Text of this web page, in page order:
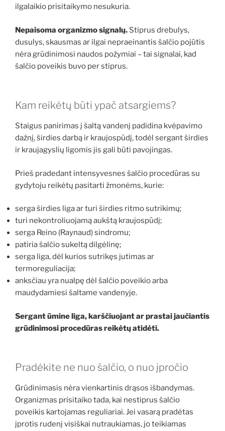
ilgalaikio prisitaikymo nesukuria.
Nepaisoma organizmo signalų. Stiprus drebulys,
dusulys, skausmas ar ilgai nepraeinantis šalčio pojūtis
nėra grūdinimosi naudos požymiai – tai signalai, kad
šalčio poveikis buvo per stiprus.
Kam reikėtų būti ypač atsargiems?
Staigus panirimas į šaltą vandenį padidina kvėpavimo
dažnį, širdies darbą ir kraujospūdį, todėl sergant širdies
ir kraujagyslių ligomis jis gali būti pavojingas.
Prieš pradedant intensyvesnes šalčio procedūras su
gydytoju reikėtų pasitarti žmonėms, kurie:
serga širdies liga ar turi širdies ritmo sutrikimų;
turi nekontroliuojamą aukštą kraujospūdį;
serga Reino (Raynaud) sindromu;
patiria šalčio sukeltą dilgėlinę;
serga liga, dėl kurios sutrikęs jutimas ar
termoreguliacija;
anksčiau yra nualpę dėl šalčio poveikio arba
maudydamiesi šaltame vandenyje.
Sergant ūmine liga, karščiuojant ar prastai jaučiantis
grūdinimosi procedūras reikėtų atidėti.
Pradėkite ne nuo šalčio, o nuo įpročio
Grūdinimasis nėra vienkartinis drąsos išbandymas.
Organizmas prisitaiko tada, kai nestiprus šalčio
poveikis kartojamas reguliariai. Jei vasarą pradėtas
įprotis rudenį visiškai nutraukiamas, jo teikiamas